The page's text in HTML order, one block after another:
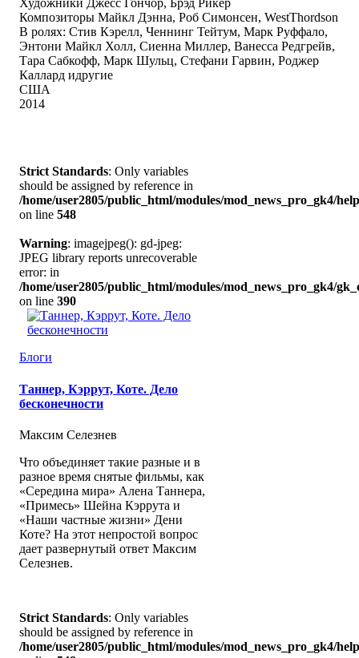
Художники Джесс Гончор, Брэд Рикер
Композиторы Майкл Дэнна, Роб Симонсен, WestThordson
В ролях: Стив Кэрелл, Ченнинг Тейтум, Марк Руффало,
Энтони Майкл Холл, Сиенна Миллер, Ванесса Редгрейв,
Тара Сабкофф, Марк Шульц, Стефани Гарвин, Роджер
Каллард идругие
США
2014
Strict Standards: Only variables
should be assigned by reference in
/home/user2805/public_html/modules/mod_news_pro_gk4/
on line 548
Warning: imagejpeg(): gd-jpeg:
JPEG library reports unrecoverable
error: in
/home/user2805/public_html/modules/mod_news_pro_gk4/
on line 390
Блоги
Таннер, Кэррут, Коте. Дело
бесконечности
Максим Селезнев
Что объединяет такие разные и в
разное время снятые фильмы, как
«Середина мира» Алена Таннера,
«Примесь» Шейна Кэррута и
«Наши частные жизни» Дени
Коте? На этот непростой вопрос
дает развернутый ответ Максим
Селезнев.
Strict Standards: Only variables
should be assigned by reference in
/home/user2805/public_html/modules/mod_news_pro_gk4/